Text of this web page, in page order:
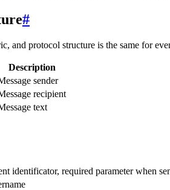
#
and protocol structure is the same for
Description
sender
recipient
text
identificator, required parameter when